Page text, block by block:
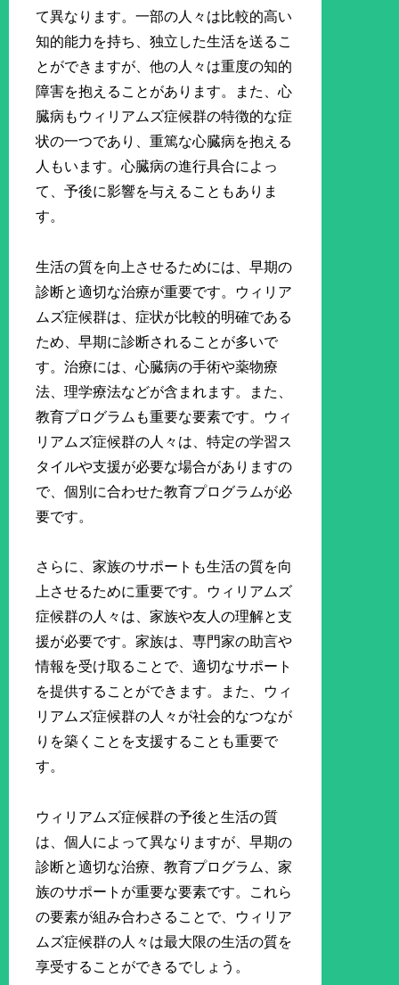
て異なります。一部の人々は比較的高い
知的能力を持ち、独立した生活を送るこ
とができますが、他の人々は重度の知的
障害を抱えることがあります。また、心
臓病もウィリアムズ症候群の特徴的な症
状の一つであり、重篤な心臓病を抱える
人もいます。心臓病の進行具合によっ
て、予後に影響を与えることもありま
す。
生活の質を向上させるためには、早期の
診断と適切な治療が重要です。ウィリア
ムズ症候群は、症状が比較的明確である
ため、早期に診断されることが多いで
す。治療には、心臓病の手術や薬物療
法、理学療法などが含まれます。また、
教育プログラムも重要な要素です。ウィ
リアムズ症候群の人々は、特定の学習ス
タイルや支援が必要な場合がありますの
で、個別に合わせた教育プログラムが必
要です。
さらに、家族のサポートも生活の質を向
上させるために重要です。ウィリアムズ
症候群の人々は、家族や友人の理解と支
援が必要です。家族は、専門家の助言や
情報を受け取ることで、適切なサポート
を提供することができます。また、ウィ
リアムズ症候群の人々が社会的なつなが
りを築くことを支援することも重要で
す。
ウィリアムズ症候群の予後と生活の質
は、個人によって異なりますが、早期の
診断と適切な治療、教育プログラム、家
族のサポートが重要な要素です。これら
の要素が組み合わさることで、ウィリア
ムズ症候群の人々は最大限の生活の質を
享受することができるでしょう。